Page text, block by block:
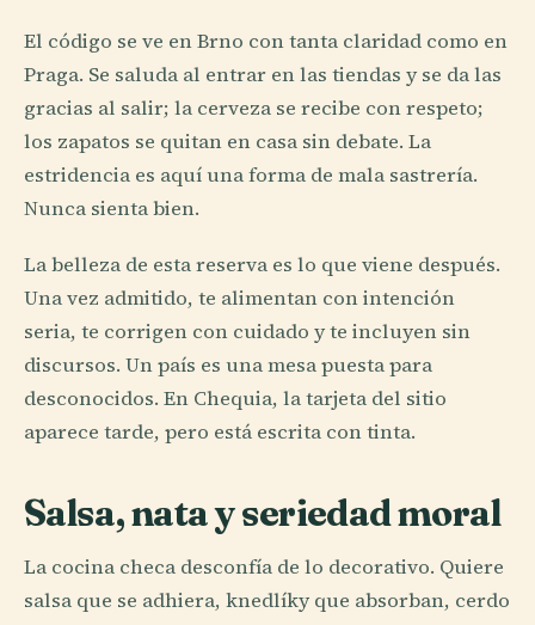
El código se ve en Brno con tanta claridad como en
Praga. Se saluda al entrar en las tiendas y se da las
gracias al salir; la cerveza se recibe con respeto;
los zapatos se quitan en casa sin debate. La
estridencia es aquí una forma de mala sastrería.
Nunca sienta bien.
La belleza de esta reserva es lo que viene después.
Una vez admitido, te alimentan con intención
seria, te corrigen con cuidado y te incluyen sin
discursos. Un país es una mesa puesta para
desconocidos. En Chequia, la tarjeta del sitio
aparece tarde, pero está escrita con tinta.
Salsa, nata y seriedad moral
La cocina checa desconfía de lo decorativo. Quiere
salsa que se adhiera, knedlíky que absorban, cerdo